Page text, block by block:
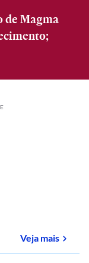
de Magma
Veja maissobre